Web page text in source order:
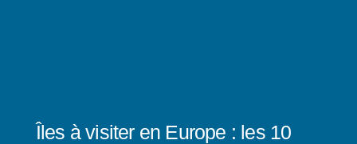
Îles à visiter en Europe : les 10